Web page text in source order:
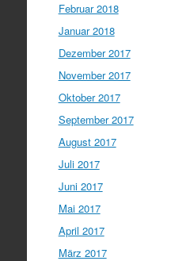
Februar 2018
Januar 2018
Dezember 2017
November 2017
Oktober 2017
September 2017
August 2017
Juli 2017
Juni 2017
Mai 2017
April 2017
März 2017